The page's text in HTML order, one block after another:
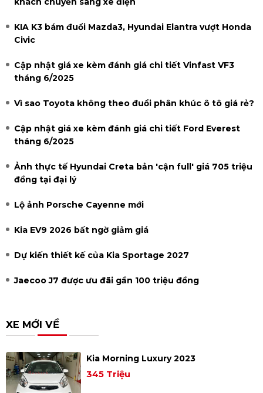
KIA K3 bám đuổi Mazda3, Hyundai Elantra vượt Honda
Civic
Cập nhật giá xe kèm đánh giá chi tiết Vinfast VF3
tháng 6/2025
Vì sao Toyota không theo đuổi phân khúc ô tô giá rẻ?
Cập nhật giá xe kèm đánh giá chi tiết Ford Everest
tháng 6/2025
Ảnh thực tế Hyundai Creta bản 'cận full' giá 705 triệu
đồng tại đại lý
Lộ ảnh Porsche Cayenne mới
Kia EV9 2026 bất ngờ giảm giá
Dự kiến thiết kế của Kia Sportage 2027
Jaecoo J7 được ưu đãi gần 100 triệu đồng
XE MỚI VỀ
Kia Morning Luxury 2023
345 Triệu